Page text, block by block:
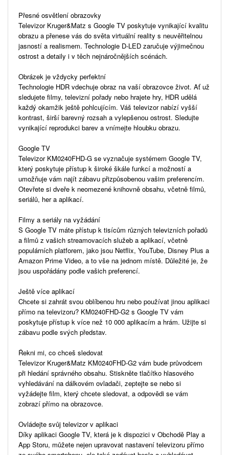
Přesné osvětlení obrazovky
Televizor Kruger&Matz s Google TV poskytuje vynikající kvalitu
obrazu a přenese vás do světa virtuální reality s neuvěřitelnou
jasností a realismem. Technologie D-LED zaručuje výjimečnou
ostrost a detaily i v těch nejnáročnějších scénách.
Obrázek je vždycky perfektní
Technologie HDR vdechuje obraz na vaší obrazovce život. Ať už
sledujete filmy, televizní pořady nebo hrajete hry, HDR udělá
každý okamžik ještě pohlcujícím. Váš televizor nabízí vyšší
kontrast, širší barevný rozsah a vylepšenou ostrost. Sledujte
vynikající reprodukci barev a vnímejte hloubku obrazu.
Google TV
Televizor KM0240FHD-G se vyznačuje systémem Google TV,
který poskytuje přístup k široké škále funkcí a možností a
umožňuje vám najít zábavu přizpůsobenou vašim preferencím.
Otevřete si dveře k neomezené knihovně obsahu, včetně filmů,
seriálů, her a aplikací.
Filmy a seriály na vyžádání
S Google TV máte přístup k tisícům různých televizních pořadů
a filmů z vašich streamovacích služeb a aplikací, včetně
populárních platforem, jako jsou Netflix, YouTube, Disney Plus a
Amazon Prime Video, a to vše na jednom místě. Důležité je, že
jsou uspořádány podle vašich preferencí.
Ještě více aplikací
Chcete si zahrát svou oblíbenou hru nebo používat jinou aplikaci
přímo na televizoru? KM0240FHD-G2 s Google TV vám
poskytuje přístup k více než 10 000 aplikacím a hrám. Užijte si
zábavu podle svých představ.
Řekni mi, co chceš sledovat
Televizor Kruger&Matz KM0240FHD-G2 vám bude průvodcem
při hledání správného obsahu. Stiskněte tlačítko hlasového
vyhledávání na dálkovém ovladači, zeptejte se nebo si
vyžádejte film, který chcete sledovat, a odpovědi se vám
zobrazí přímo na obrazovce.
Ovládejte svůj televizor v aplikaci
Díky aplikaci Google TV, která je k dispozici v Obchodě Play a
App Storu, můžete nejen upravovat nastavení televizoru přímo